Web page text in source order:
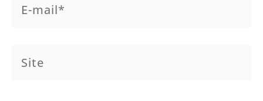
mail*